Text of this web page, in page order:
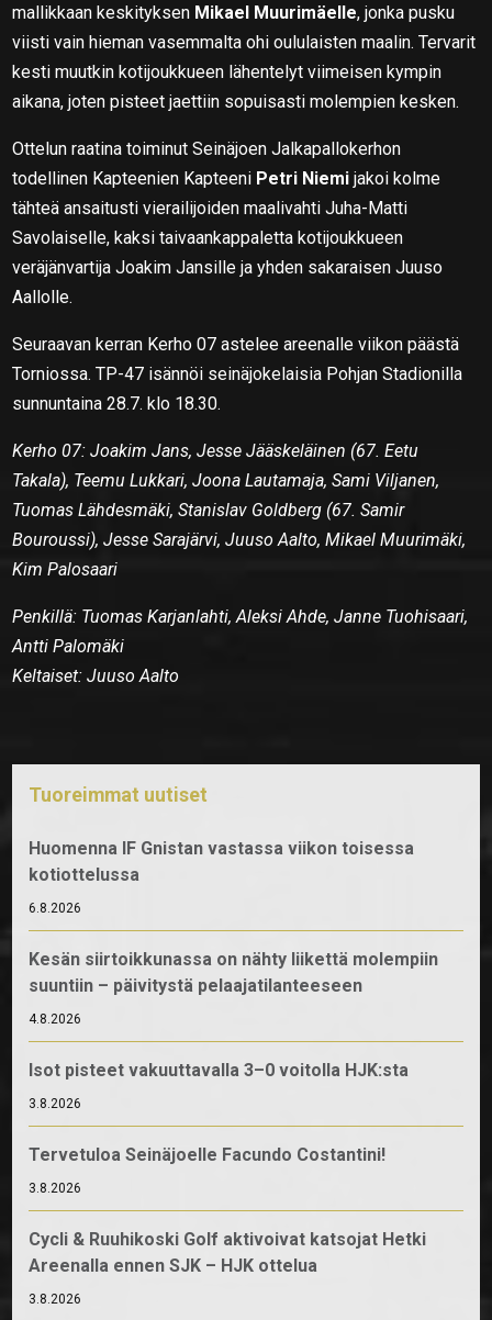
mallikkaan keskityksen Mikael Muurimäelle, jonka pusku
viisti vain hieman vasemmalta ohi oululaisten maalin. Tervarit
kesti muutkin kotijoukkueen lähentelyt viimeisen kympin
aikana, joten pisteet jaettiin sopuisasti molempien kesken.
Ottelun raatina toiminut Seinäjoen Jalkapallokerhon
todellinen Kapteenien Kapteeni Petri Niemi jakoi kolme
tähteä ansaitusti vierailijoiden maalivahti Juha-Matti
Savolaiselle, kaksi taivaankappaletta kotijoukkueen
veräjänvartija Joakim Jansille ja yhden sakaraisen Juuso
Aallolle.
Seuraavan kerran Kerho 07 astelee areenalle viikon päästä
Torniossa. TP-47 isännöi seinäjokelaisia Pohjan Stadionilla
sunnuntaina 28.7. klo 18.30.
Kerho 07: Joakim Jans, Jesse Jääskeläinen (67. Eetu
Takala), Teemu Lukkari, Joona Lautamaja, Sami Viljanen,
Tuomas Lähdesmäki, Stanislav Goldberg (67. Samir
Bouroussi), Jesse Sarajärvi, Juuso Aalto, Mikael Muurimäki,
Kim Palosaari
Penkillä: Tuomas Karjanlahti, Aleksi Ahde, Janne Tuohisaari,
Antti Palomäki
Keltaiset: Juuso Aalto
Tuoreimmat uutiset
Huomenna IF Gnistan vastassa viikon toisessa
kotiottelussa
6.8.2026
Kesän siirtoikkunassa on nähty liikettä molempiin
suuntiin – päivitystä pelaajatilanteeseen
4.8.2026
Isot pisteet vakuuttavalla 3–0 voitolla HJK:sta
3.8.2026
Tervetuloa Seinäjoelle Facundo Costantini!
3.8.2026
Cycli & Ruuhikoski Golf aktivoivat katsojat Hetki
Areenalla ennen SJK – HJK ottelua
3.8.2026